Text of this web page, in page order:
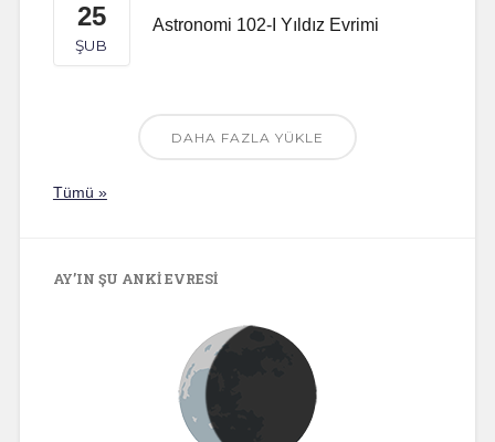
25
ŞUB
Astronomi 102-I Yıldız Evrimi
DAHA FAZLA YÜKLE
Tümü »
AY’IN ŞU ANKI EVRESI